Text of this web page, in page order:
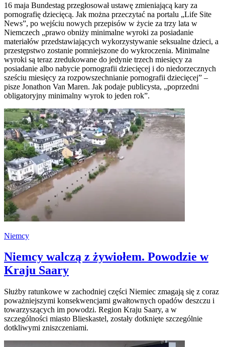
16 maja Bundestag przegłosował ustawę zmieniającą kary za
pornografię dziecięcą. Jak można przeczytać na portalu „Life Site
News”, po wejściu nowych przepisów w życie za trzy lata w
Niemczech „prawo obniży minimalne wyroki za posiadanie
materiałów przedstawiających wykorzystywanie seksualne dzieci, a
przestępstwo zostanie pomniejszone do wykroczenia. Minimalne
wyroki są teraz zredukowane do jedynie trzech miesięcy za
posiadanie albo nabycie pornografii dziecięcej i do niedorzecznych
sześciu miesięcy za rozpowszechnianie pornografii dziecięcej” –
pisze Jonathon Van Maren. Jak podaje publicysta, „poprzedni
obligatoryjny minimalny wyrok to jeden rok”.
Niemcy
Niemcy walczą z żywiołem. Powodzie w
Kraju Saary
Służby ratunkowe w zachodniej części Niemiec zmagają się z coraz
poważniejszymi konsekwencjami gwałtownych opadów deszczu i
towarzyszących im powodzi. Region Kraju Saary, a w
szczególności miasto Blieskastel, zostały dotknięte szczególnie
dotkliwymi zniszczeniami.